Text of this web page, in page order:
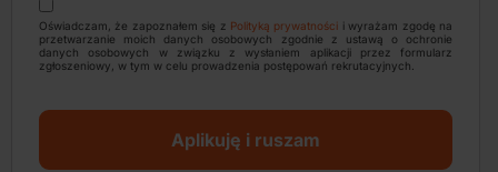
Oświadczam, że zapoznałem się z Polityką prywatności i wyrażam zgodę na
przetwarzanie moich danych osobowych zgodnie z ustawą o ochronie
danych osobowych w związku z wysłaniem aplikacji przez formularz
zgłoszeniowy, w tym w celu prowadzenia postępowań rekrutacyjnych.
Aplikuję i ruszam